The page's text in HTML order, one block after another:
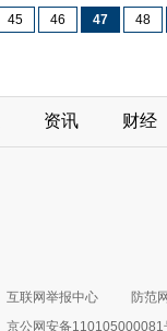
45 46 47 48
资讯 财经
互联网举报中心
防范
京公网安备110105000081